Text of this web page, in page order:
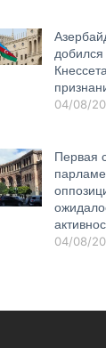
добился
04/08/
Первая
04/08/